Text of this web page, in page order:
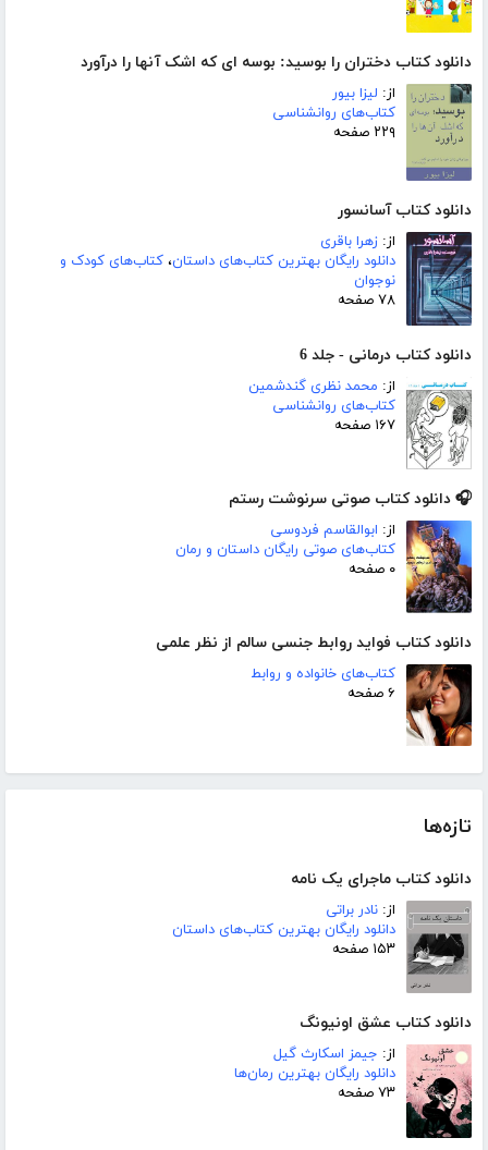
دانلود کتاب دختران را بوسید: بوسه ای که اشک آنها را درآورد
از: لیزا بیور
کتاب‌های روانشناسی
۲۲۹ صفحه
دانلود کتاب آسانسور
از: زهرا باقری
دانلود رایگان بهترین کتاب‌های داستان، کتاب‌های کودک و
نوجوان
۷۸ صفحه
دانلود کتاب درمانی - جلد 6
از: محمد نظری گندشمین
کتاب‌های روانشناسی
۱۶۷ صفحه
🎧 دانلود کتاب صوتی سرنوشت رستم
از: ابوالقاسم فردوسی
کتاب‌های صوتی رایگان داستان و رمان
۰ صفحه
دانلود کتاب فواید روابط جنسی سالم از نظر علمی
کتاب‌های خانواده و روابط
۶ صفحه
تازه‌ها
دانلود کتاب ماجرای یک نامه
از: نادر براتی
دانلود رایگان بهترین کتاب‌های داستان
۱۵۳ صفحه
دانلود کتاب عشق اونیونگ
از: جیمز اسکارث گیل
دانلود رایگان بهترین رمان‌ها
۷۳ صفحه